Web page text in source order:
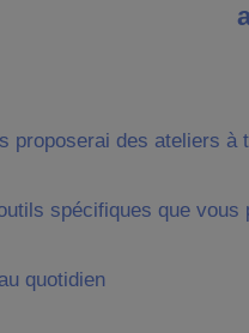
proposerai des ateliers
spécifiques que
quotidien